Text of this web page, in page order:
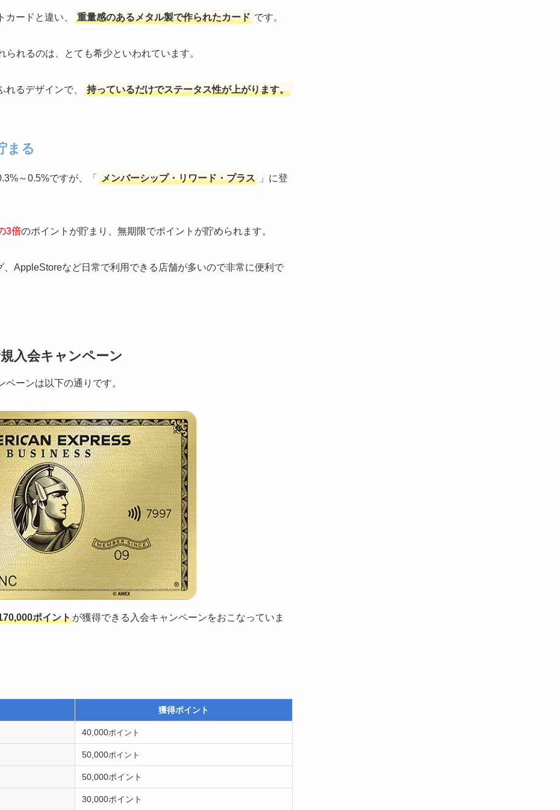
ードと違い、 重量感のあるメタル製で作られたカード です。
れるのは、とても希少といわれています。
るデザインで、 持っているだけでステータス性が上がります。
まる
～0.5%ですが、「 メンバーシップ・リワード・プラス
」に登
3倍のポイントが貯まり、無期限でポイントが貯められます。
AppleStoreなど日常で利用できる店舗が多いので非常に便利で
入会キャンペーン
ーンは以下の通りです。
ポイントが獲得できる入会キャンペーンをおこなっていま
獲得ポイント
40,000ポイント
50,000ポイント
50,000ポイント
30,000ポイント